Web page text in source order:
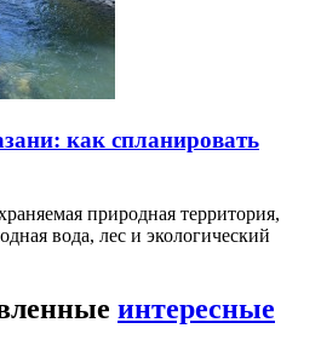
как спланировать
природная территория,
вода, лес и экологический
интересные